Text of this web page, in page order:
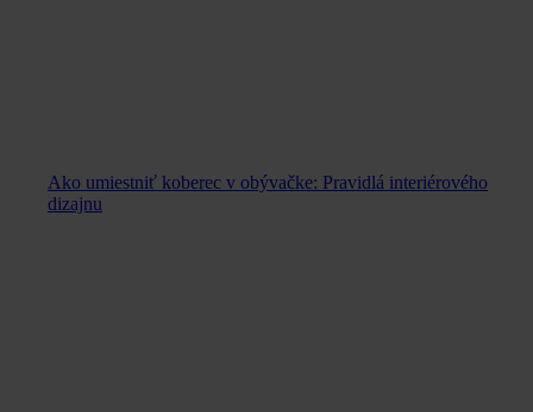
Ako umiestniť koberec v obývačke: Pravidlá interiérového
dizajnu